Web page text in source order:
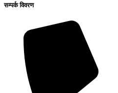
सम्पर्क विवरण